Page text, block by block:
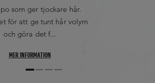
som ger tjockare hår.
för att ge tunt hår volym
och göra det f...
MER INFORMATION